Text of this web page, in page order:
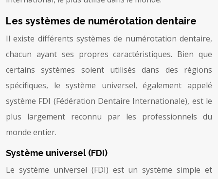
Les systèmes de numérotation dentaire
Il existe différents systèmes de numérotation dentaire,
chacun ayant ses propres caractéristiques. Bien que
certains systèmes soient utilisés dans des régions
spécifiques, le système universel, également appelé
système FDI (Fédération Dentaire Internationale), est le
plus largement reconnu par les professionnels du
monde entier.
Système universel (FDI)
Le système universel (FDI) est un système simple et